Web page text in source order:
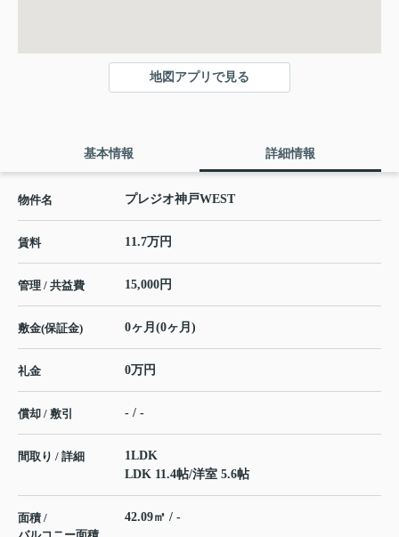
地図アプリで見る
基本情報 詳細情報
物件名 プレジオ神戸WEST
賃料 11.7万円
管理 / 共益費 15,000円
敷金(保証金) 0ヶ月(0ヶ月)
礼金 0万円
償却 / 敷引 - / -
間取り / 詳細
1LDK
LDK 11.4帖/洋室 5.6帖
面積 /
42.09㎡ / -